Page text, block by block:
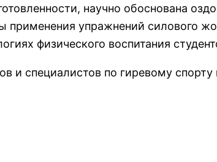
научно обоснована
применения упражнений силового
физического воспитания
и специалистов по гиревому